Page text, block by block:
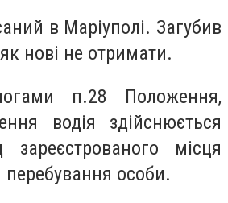
в Маріуполі. Загубив
нові не отримати.
п.28 Положення,
водія здійснюється
зареєстрованого місця
особи.